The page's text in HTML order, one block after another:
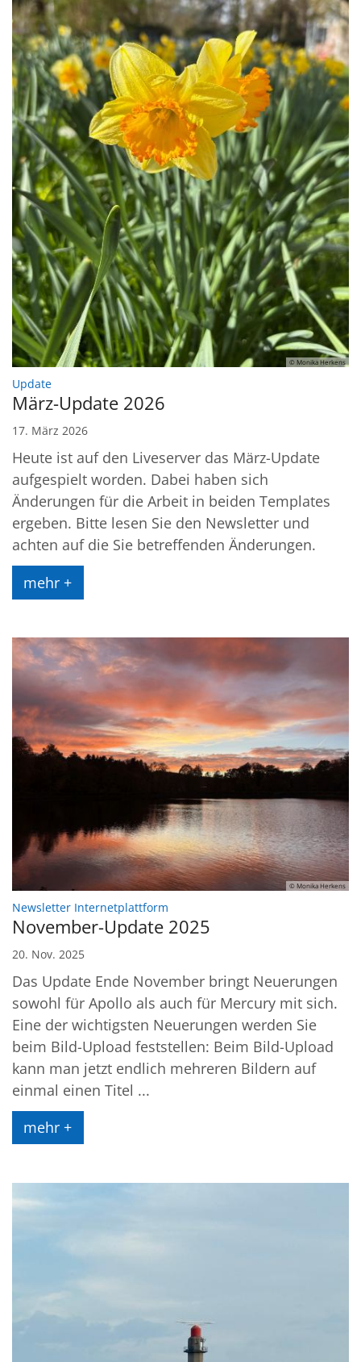
© Monika Herkens
Update:
März-Update 2026
17. März 2026
Heute ist auf den Liveserver das März-Update
aufgespielt worden. Dabei haben sich
Änderungen für die Arbeit in beiden Templates
ergeben. Bitte lesen Sie den Newsletter und
achten auf die Sie betreffenden Änderungen.
mehr +
© Monika Herkens
Newsletter Internetplattform
November-Update 2025
20. Nov. 2025
Das Update Ende November bringt Neuerungen
sowohl für Apollo als auch für Mercury mit sich.
Eine der wichtigsten Neuerungen werden Sie
beim Bild-Upload feststellen: Beim Bild-Upload
kann man jetzt endlich mehreren Bildern auf
einmal einen Titel ...
mehr +